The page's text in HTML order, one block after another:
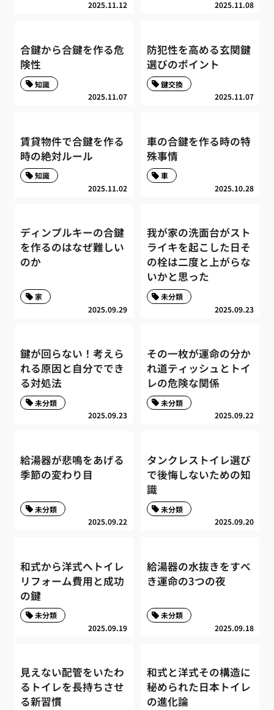
2025.11.12 2025.11.08
合鍵から合鍵を作る危
険性
2025.11.07
知識
防犯性を高める玄関鍵
選びのポイント
2025.11.07
鍵交換
賃貸物件で合鍵を作る
時の絶対ルール
2025.11.02
知識
車の合鍵を作る時の特
殊事情
2025.10.28
車
ディンプルキーの合鍵
を作るのはなぜ難しい
のか
2025.09.29
家
我が家の洗面台がスト
ライキを起こした日そ
の栓は二度と上がらな
いかと思った
2025.09.23
未分類
鍵が回らない！考えら
れる原因と自分ででき
る対処法
2025.09.23
未分類
その一枚が運命の分か
れ道ティッシュとトイ
レの危険な関係
2025.09.22
未分類
給湯器が悲鳴をあげる
季節の変わり目
2025.09.22
未分類
タンクレストイレ選び
で後悔しないための知
識
2025.09.20
未分類
和式から洋式へトイレ
リフォーム費用と成功
の鍵
2025.09.19
未分類
給湯器の水抜きをすべ
き運命の3つの夜
2025.09.18
未分類
見えない配管をいたわ
るトイレを長持ちさせ
る新習慣
和式と洋式その構造に
秘められた日本トイレ
の進化論